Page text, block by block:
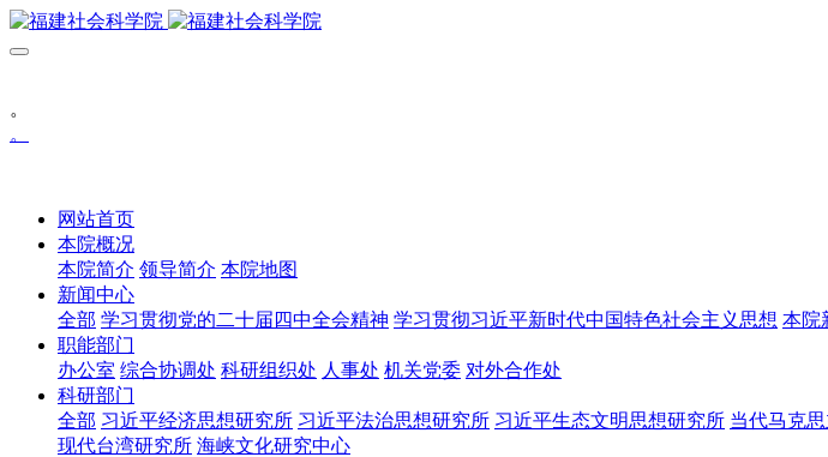
。
。
网站首页
本院概况
本院简介 领导简介 本院地图
新闻中心
全部 学习贯彻党的二十届四中全会精神 学习贯彻习近平新时代中国特色社会主义思想 本院
职能部门
办公室 综合协调处 科研组织处 人事处 机关党委 对外合作处
科研部门
全部 习近平经济思想研究所 习近平法治思想研究所 习近平生态文明思想研究所 当代马克
现代台湾研究所 海峡文化研究中心